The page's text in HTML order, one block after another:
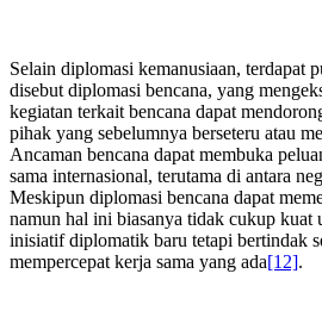
Selain diplomasi kemanusiaan, terdapat
disebut diplomasi bencana, yang
kegiatan terkait bencana dapat
pihak yang sebelumnya berseteru atau
Ancaman bencana dapat membuka
sama internasional, terutama di antara
Meskipun diplomasi bencana dapat
namun hal ini biasanya tidak cukup kuat
inisiatif diplomatik baru tetapi bertindak
mempercepat kerja sama yang ada[12].